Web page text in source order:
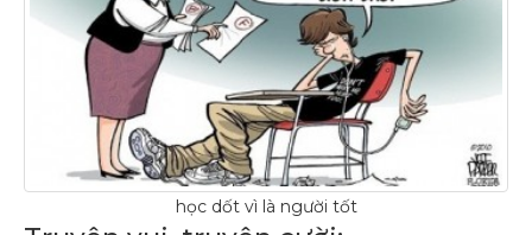
học dốt vì là người tốt